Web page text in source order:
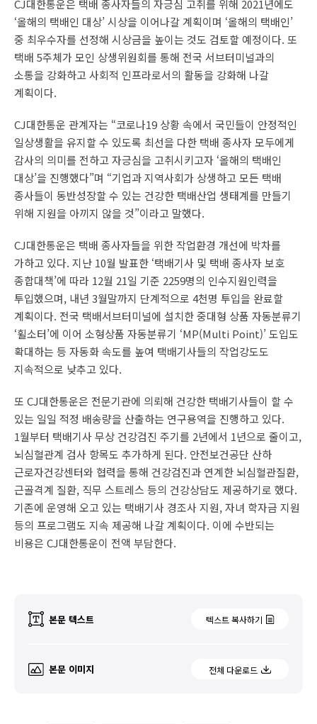
CJ대한통운은 택배 종사자들의 자긍심 고취를 위해 2021년에도
‘올해의 택배인 대상’ 시상을 이어나갈 계획이며 ‘올해의 택배인’
중 최우수자를 선정해 시상금을 높이는 것도 검토할 예정이다. 또
택배 5주체가 모인 상생위원회를 통해 전국 서브터미널과의
소통을 강화하고 사회적 인프라로서의 활동을 강화해 나갈
계획이다.
CJ대한통운 관계자는 “코로나19 상황 속에서 국민들이 안정적인
일상생활을 유지할 수 있도록 최선을 다한 택배 종사자 모두에게
감사의 의미를 전하고 자긍심을 고취시키고자 ‘올해의 택배인
대상’을 진행했다”며 “기업과 지역사회가 상생하고 모든 택배
종사들이 동반성장할 수 있는 건강한 택배산업 생태계를 만들기
위해 지원을 아끼지 않을 것”이라고 말했다.
CJ대한통운은 택배 종사자들을 위한 작업환경 개선에 박차를
가하고 있다. 지난 10월 발표한 ‘택배기사 및 택배 종사자 보호
종합대책’에 따라 12월 21일 기준 2259명의 인수지원인력을
투입했으며, 내년 3월말까지 단계적으로 4천명 투입을 완료할
계획이다. 전국 택배서브터미널에 설치한 중대형 상품 자동분류기
‘휠소터’에 이어 소형상품 자동분류기 ‘MP(Multi Point)’ 도입도
확대하는 등 자동화 속도를 높여 택배기사들의 작업강도도
지속적으로 낮추고 있다.
또 CJ대한통운은 전문기관에 의뢰해 건강한 택배기사들이 할 수
있는 일일 적정 배송량을 산출하는 연구용역을 진행하고 있다.
1월부터 택배기사 무상 건강검진 주기를 2년에서 1년으로 줄이고,
뇌심혈관계 검사 항목도 추가하게 된다. 안전보건공단 산하
근로자건강센터와 협력을 통해 건강검진과 연계한 뇌심혈관질환,
근골격계 질환, 직무 스트레스 등의 건강상담도 제공하기로 했다.
기존에 운영해 오고 있는 택배기사 경조사 지원, 자녀 학자금 지원
등의 프로그램도 지속 제공해 나갈 계획이다. 이에 수반되는
비용은 CJ대한통운이 전액 부담한다.
본문 텍스트 텍스트 복사하기
본문 이미지 전체 다운로드